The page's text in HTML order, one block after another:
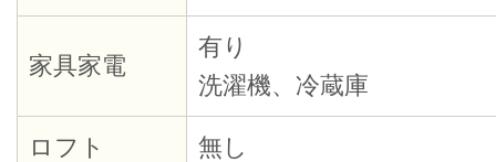
家具家電
有り
洗濯機、冷蔵庫
ロフト 無し